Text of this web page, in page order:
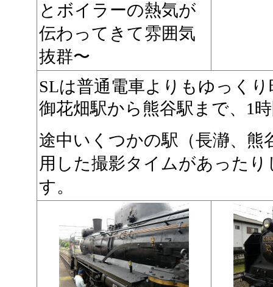
とボイラーの熱気が
伝わってきて雰囲気
抜群〜
SLは普通電車よりもゆっく
御花畑駅から熊谷駅まで、1
途中いくつかの駅（長瀞、熊
用した撮影タイムがあった
す。